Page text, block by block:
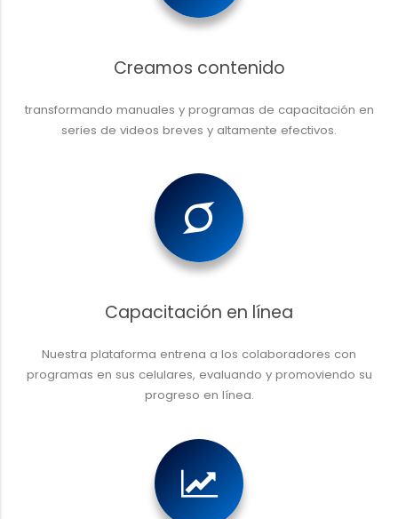
Creamos contenido
transformando manuales y programas de capacitación en
series de videos breves y altamente efectivos.
Capacitación en línea
Nuestra plataforma entrena a los colaboradores con
programas en sus celulares, evaluando y promoviendo su
progreso en línea.